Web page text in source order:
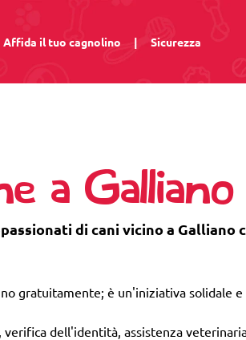
Affida il tuo cagnolino | Sicurezza
a Galliano
di cani vicino a Galliano
gratuitamente; è un'iniziativa solidale e
dell'identità, assistenza